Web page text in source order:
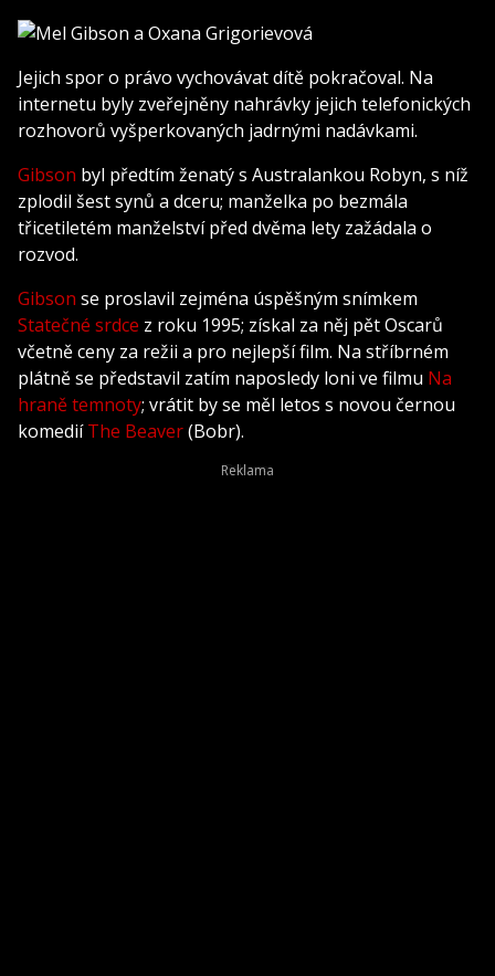
Jejich spor o právo vychovávat dítě pokračoval. Na
internetu byly zveřejněny nahrávky jejich telefonických
rozhovorů vyšperkovaných jadrnými nadávkami.
Gibson byl předtím ženatý s Australankou Robyn, s níž
zplodil šest synů a dceru; manželka po bezmála
třicetiletém manželství před dvěma lety zažádala o
rozvod.
Gibson se proslavil zejména úspěšným snímkem
Statečné srdce z roku 1995; získal za něj pět Oscarů
včetně ceny za režii a pro nejlepší film. Na stříbrném
plátně se představil zatím naposledy loni ve filmu Na
hraně temnoty; vrátit by se měl letos s novou černou
komediíThe Beaver(Bobr).